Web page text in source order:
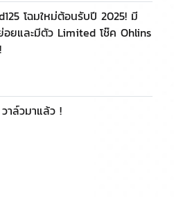
โฉมใหม่ต้อนรับปี 2025! มี
ยและมีตัว Limited โช๊ค Ohlins
าล์วมาแล้ว !